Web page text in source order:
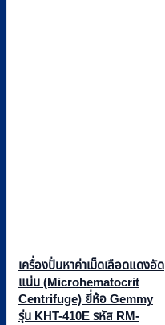
เครื่องปั่นหาค่าเม็ดเลือดแดงอัด
แน่น (Microhematocrit
Centrifuge) ยี่ห้อ Gemmy
รุ่น KHT-410E รหัส RM-